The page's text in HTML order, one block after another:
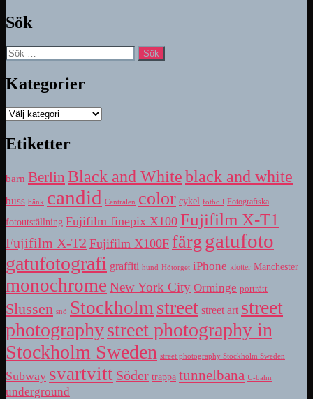
Sök
Sök
efter:
Kategorier
Kategorier
Etiketter
barn Berlin Black and Whiteblack and white
buss bänk candid Centralen color cykel fotboll Fotografiska
fotoutställning Fujifilm finepix X100 Fujifilm X-T1
Fujifilm X-T2 Fujifilm X100F färg gatufoto
gatufotografi graffiti hund Hötorget iPhone klotter Manchester
monochrome New York City Orminge porträtt
Slussen snö Stockholm street street art street
photographystreet photography in
Stockholm Sweden street photography Stockholm Sweden
Subway svartvitt Söder trappa tunnelbana U-bahn
underground